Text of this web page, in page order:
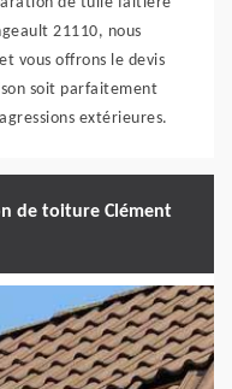
21110, nous
vous offrons le devis
soit parfaitement
extérieures.
de toiture Clément